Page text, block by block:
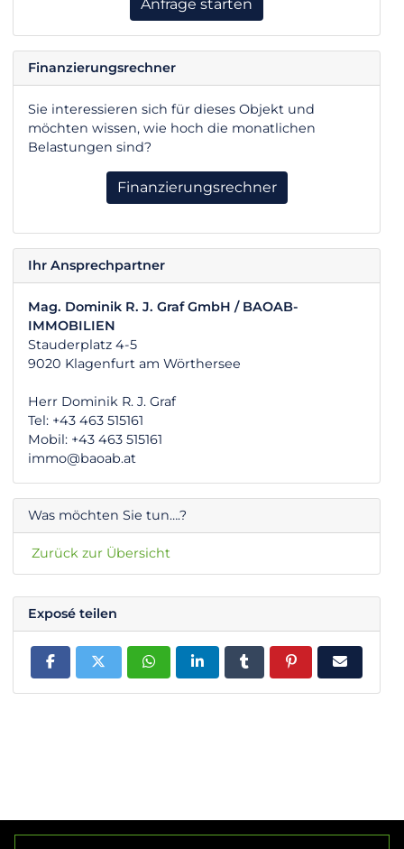
Anfrage starten
Finanzierungsrechner
Sie interessieren sich für dieses Objekt und
möchten wissen, wie hoch die monatlichen
Belastungen sind?
Finanzierungsrechner
Ihr Ansprechpartner
Mag. Dominik R. J. Graf GmbH / BAOAB-
IMMOBILIEN
Stauderplatz 4-5
9020 Klagenfurt am Wörthersee
Herr Dominik R. J. Graf
Tel: +43 463 515161
Mobil: +43 463 515161
immo@baoab.at
Was möchten Sie tun….?
Zurück zur Übersicht
Exposé teilen